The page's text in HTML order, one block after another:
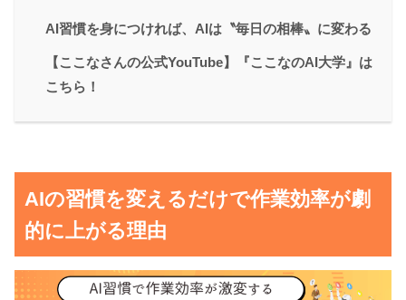
AI習慣を身につければ、AIは〝毎日の相棒〟に変わる
【ここなさんの公式YouTube】『ここなのAI大学』は
こちら！
AIの習慣を変えるだけで作業効率が劇
的に上がる理由